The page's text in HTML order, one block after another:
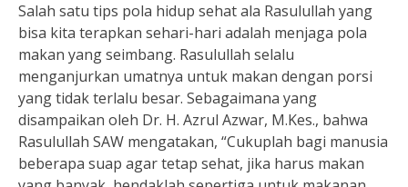
Salah satu tips pola hidup sehat ala Rasulullah yang
bisa kita terapkan sehari-hari adalah menjaga pola
makan yang seimbang. Rasulullah selalu
menganjurkan umatnya untuk makan dengan porsi
yang tidak terlalu besar. Sebagaimana yang
disampaikan oleh Dr. H. Azrul Azwar, M.Kes., bahwa
Rasulullah SAW mengatakan, “Cukuplah bagi manusia
beberapa suap agar tetap sehat, jika harus makan